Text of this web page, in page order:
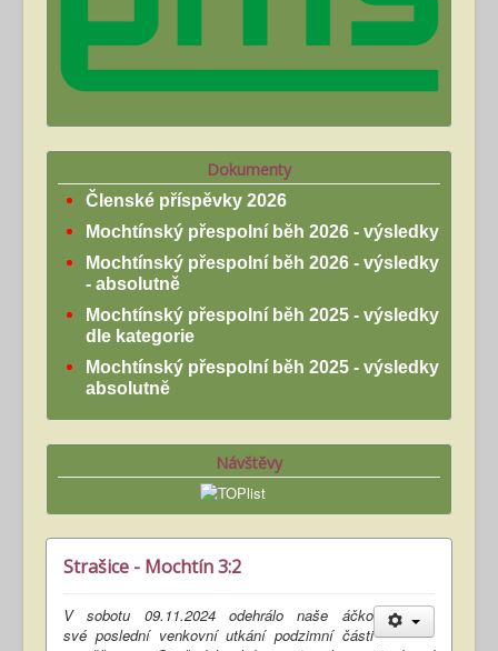
Dokumenty
Členské příspěvky 2026
Mochtínský přespolní běh 2026 - výsledky
Mochtínský přespolní běh 2026 - výsledky
- absolutně
Mochtínský přespolní běh 2025 - výsledky
dle kategorie
Mochtínský přespolní běh 2025 - výsledky
absolutně
Návštěvy
Strašice - Mochtín 3:2
V sobotu 09.11.2024 odehrálo naše áčko
své poslední venkovní utkání podzimní části